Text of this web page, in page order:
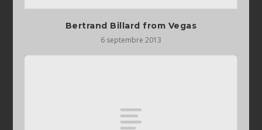
Bertrand Billard from Vegas
6 septembre 2013